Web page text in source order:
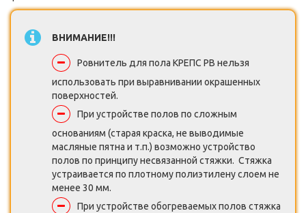
ВНИМАНИЕ!!!
Ровнитель для пола КРЕПС РВ нельзя
использовать при выравнивании окрашенных
поверхностей.
При устройстве полов по сложным
основаниям (старая краска, не выводимые
масляные пятна и т.п.) возможно устройство
полов по принципу несвязанной стяжки. Стяжка
устраивается по плотному полиэтилену слоем не
менее 30 мм.
При устройстве обогреваемых полов стяжка